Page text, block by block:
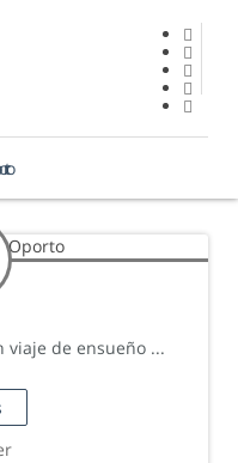
viaje de ensueño ...